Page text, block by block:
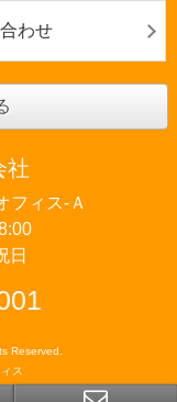
わせ
社
ィス‐Ａ
日
Reserved.
ス